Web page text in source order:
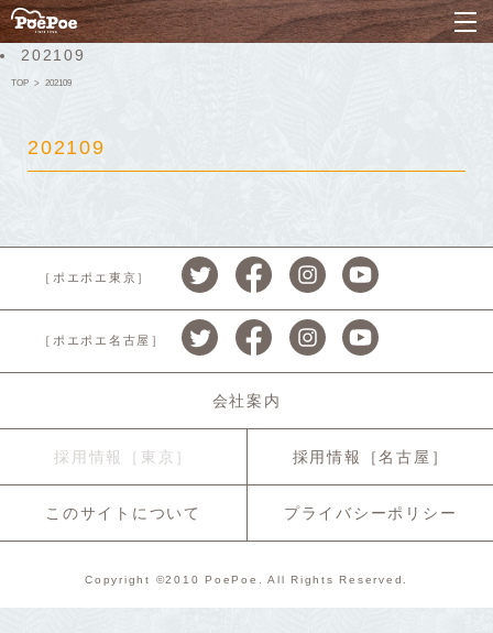
ナ
202109
TOP 202109
202109
［ポエポエ東京］
［ポエポエ名古屋］
会社案内
採用情報［東京］ 採用情報［名古屋］
このサイトについて プライバシーポリシー
Copyright ©2010 PoePoe. All Rights Reserved.